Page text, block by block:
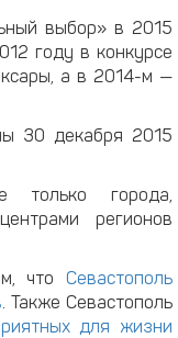
выбор» в 2015
году в конкурсе
а в 2014-м —
30 декабря 2015
только города,
регионов
что Севастополь
. Также Севастополь
для жизни